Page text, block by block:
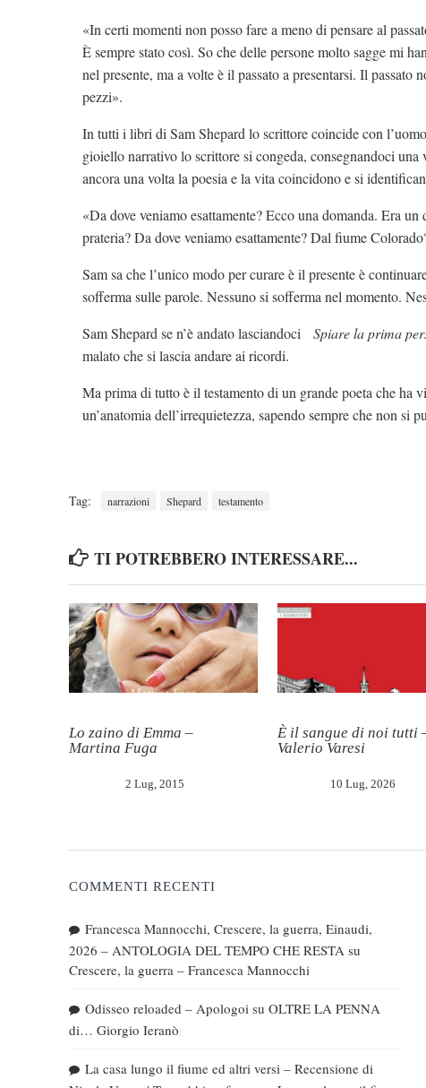
«In certi momenti non posso fare a meno di pensare al
È sempre stato così. So che delle persone molto sagge mi
nel presente, ma a volte è il passato a presentarsi. Il
pezzi».
In tutti i libri di Sam Shepard lo scrittore coincide con
gioiello narrativo lo scrittore si congeda, consegnandoci una
ancora una volta la poesia e la vita coincidono e si
«Da dove veniamo esattamente? Ecco una domanda. Era
prateria? Da dove veniamo esattamente? Dal fiume
Sam sa che l’unico modo per curare è il presente è
sofferma sulle parole. Nessuno si sofferma nel momento.
Sam Shepard se n’è andato lasciandoci Spiare la prima
malato che si lascia andare ai ricordi.
Ma prima di tutto è il testamento di un grande poeta che ha
un’anatomia dell’irrequietezza, sapendo sempre che non si
Tag: narrazioni Shepard testamento
TI POTREBBERO INTERESSARE...
Lo zaino di Emma –
Martina Fuga
2 Lug, 2015
È il sangue di noi tutti
Valerio Varesi
10 Lug, 2026
COMMENTI RECENTI
Francesca Mannocchi, Crescere, la guerra, Einaudi,
2026 – ANTOLOGIA DEL TEMPO CHE RESTA su
Crescere, la guerra – Francesca Mannocchi
Odisseo reloaded – Apologoi su OLTRE LA PENNA
di… Giorgio Ieranò
La casa lungo il fiume ed altri versi – Recensione di